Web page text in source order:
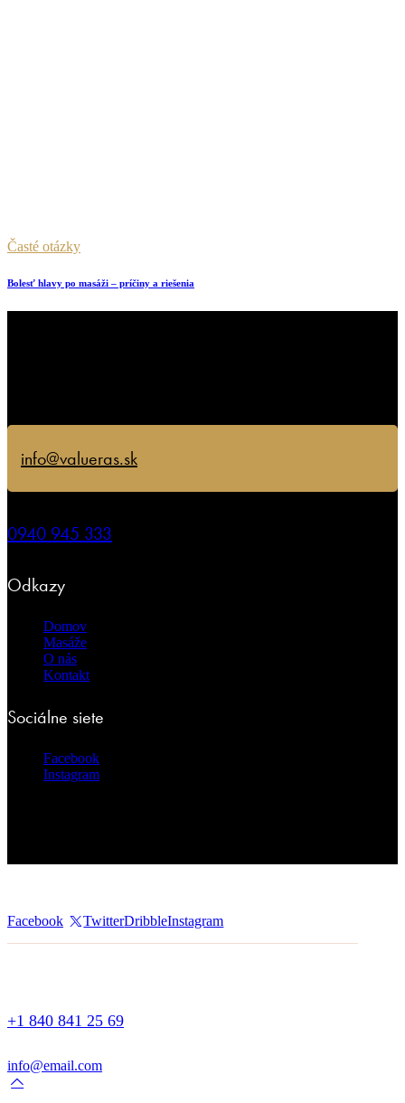
Časté otázky
Bolesť hlavy po masáži – príčiny a riešenia
info@valueras.sk
0940 945 333
Odkazy
Domov
Masáže
O nás
Kontakt
Sociálne siete
Facebook
Instagram
Facebook TwitterDribbleInstagram
+1 840 841 25 69
info@email.com